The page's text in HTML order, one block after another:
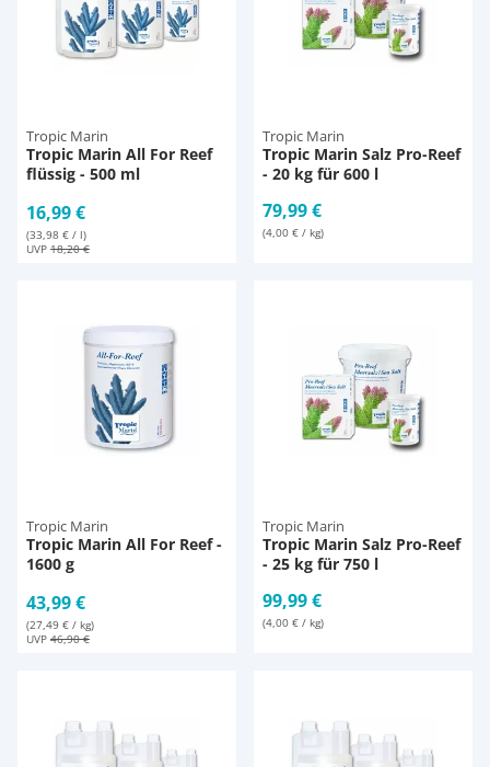
Tropic Marin
Tropic Marin All For Reef
flüssig - 500 ml
16,99 €
(33,98 € / l)
UVP 18,20 €
Tropic Marin
Tropic Marin Salz Pro-Reef
- 20 kg für 600 l
79,99 €
(4,00 € / kg)
Tropic Marin
Tropic Marin All For Reef -
1600 g
43,99 €
(27,49 € / kg)
UVP 46,90 €
Tropic Marin
Tropic Marin Salz Pro-Reef
- 25 kg für 750 l
99,99 €
(4,00 € / kg)